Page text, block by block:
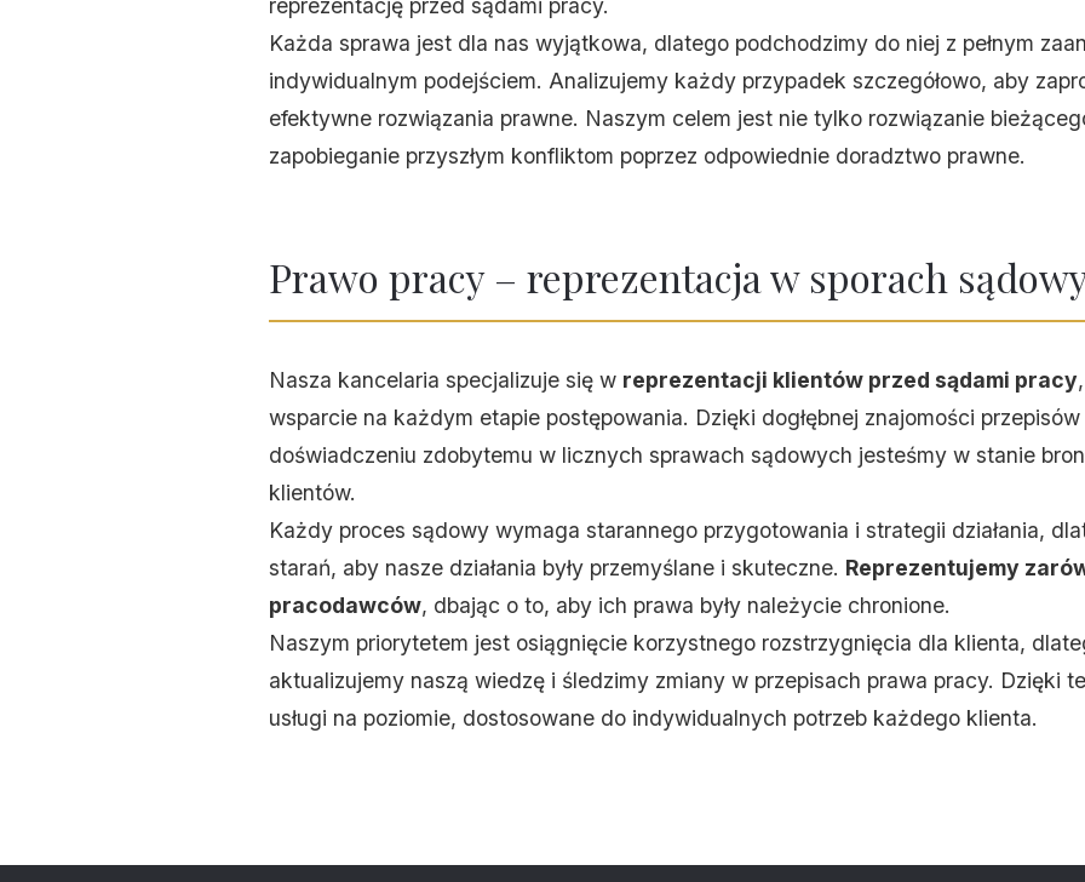
reprezentację przed sądami pracy.
Każda sprawa jest dla nas wyjątkowa, dlatego podchodzimy do niej z pełnym
indywidualnym podejściem. Analizujemy każdy przypadek szczegółowo, aby
efektywne rozwiązania prawne. Naszym celem jest nie tylko rozwiązanie
zapobieganie przyszłym konfliktom poprzez odpowiednie doradztwo prawne.
Prawo pracy – reprezentacja w sporach
Nasza kancelaria specjalizuje się w reprezentacji klientów przed sądami pracy
wsparcie na każdym etapie postępowania. Dzięki dogłębnej znajomości
doświadczeniu zdobytemu w licznych sprawach sądowych jesteśmy w stanie
klientów.
Każdy proces sądowy wymaga starannego przygotowania i strategii działania,
starań, aby nasze działania były przemyślane i skuteczne. Reprezentujemy
pracodawców, dbając o to, aby ich prawa były należycie chronione.
Naszym priorytetem jest osiągnięcie korzystnego rozstrzygnięcia dla klienta,
aktualizujemy naszą wiedzę i śledzimy zmiany w przepisach prawa pracy. Dzięki
usługi na poziomie, dostosowane do indywidualnych potrzeb każdego klienta.